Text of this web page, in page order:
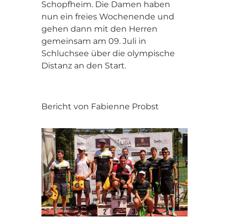
Schopfheim. Die Damen haben
nun ein freies Wochenende und
gehen dann mit den Herren
gemeinsam am 09. Juli in
Schluchsee über die olympische
Distanz an den Start.
Bericht von Fabienne Probst